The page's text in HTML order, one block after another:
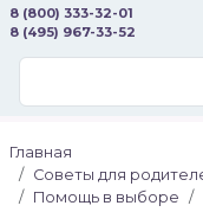
8 (800) 333-32-01
8 (495) 967-33-52
Главная
Советы для
Помощь в выборе